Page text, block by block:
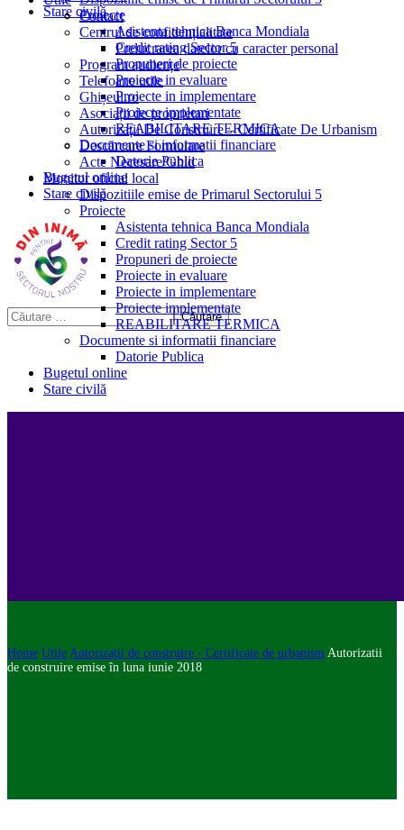
Stare civilă
Proiecte
Asistenta tehnica Banca Mondiala
Credit rating Sector 5
Propuneri de proiecte
Proiecte in evaluare
Proiecte in implementare
Proiecte implementate
REABILITARE TERMICA
Documente si informatii financiare
Datorie Publica
Bugetul online
Stare civilă
Contact
Centrul de confidențialitate
Prelucrarea datelor cu caracter personal
Program audiențe
Telefoane utile
Ghișeul.ro
Asociații de proprietari
Autorizații De Construire – Certificate De Urbanism
Descărcare Formulare
Acte Necesare/Ghid
Monitor oficial local
Dispozitiile emise de Primarul Sectorului 5
Proiecte
Asistenta tehnica Banca Mondiala
Credit rating Sector 5
Propuneri de proiecte
Proiecte in evaluare
Proiecte in implementare
Proiecte implementate
REABILITARE TERMICA
Documente si informatii financiare
Datorie Publica
Bugetul online
Stare civilă
Home Utile Autorizații de construire - Certificate de urbanism Autorizatii
de construire emise în luna iunie 2018